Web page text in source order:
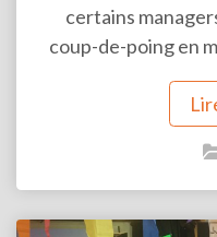
certains
coup-de-poing en